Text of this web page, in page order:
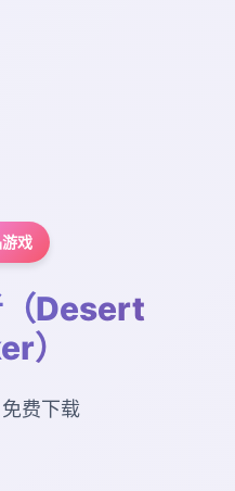
戏
（Desert
）
费下载